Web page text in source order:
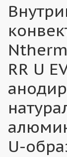
RR U
U-